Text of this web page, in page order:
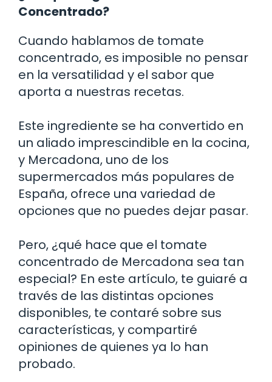
Concentrado?
Cuando hablamos de tomate
concentrado, es imposible no pensar
en la versatilidad y el sabor que
aporta a nuestras recetas.
Este ingrediente se ha convertido en
un aliado imprescindible en la cocina,
y Mercadona, uno de los
supermercados más populares de
España, ofrece una variedad de
opciones que no puedes dejar pasar.
Pero, ¿qué hace que el tomate
concentrado de Mercadona sea tan
especial? En este artículo, te guiaré a
través de las distintas opciones
disponibles, te contaré sobre sus
características, y compartiré
opiniones de quienes ya lo han
probado.